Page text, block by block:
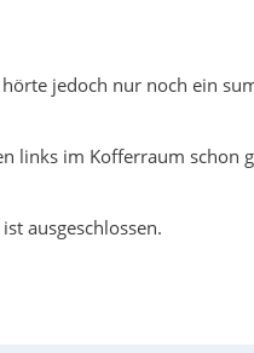
jedoch nur noch ein
links im Kofferraum schon
ausgeschlossen.